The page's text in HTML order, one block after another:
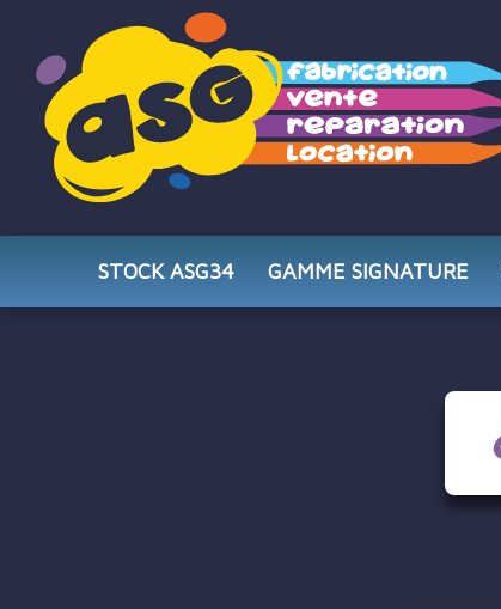
STOCK ASG34 GAMME SIGNATURE